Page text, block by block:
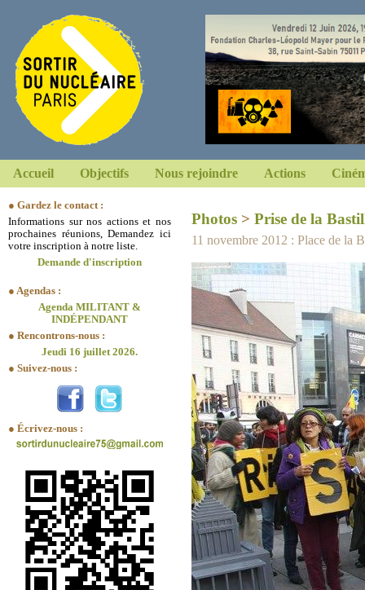
Accueil Objectifs Nous rejoindre Actions
● Gardez le contact :
Informations sur nos actions et nos
prochaines réunions, Demandez ici
votre inscription à notre liste.
Demande d'inscription
● Agendas :
Agenda MILITANT &
INDÉPENDANT
● Rencontrons-nous :
Jeudi 16 juillet 2026.
● Suivez-nous :
● Écrivez-nous :
Photos > Prise de la
11 novembre 2012 : Place de la